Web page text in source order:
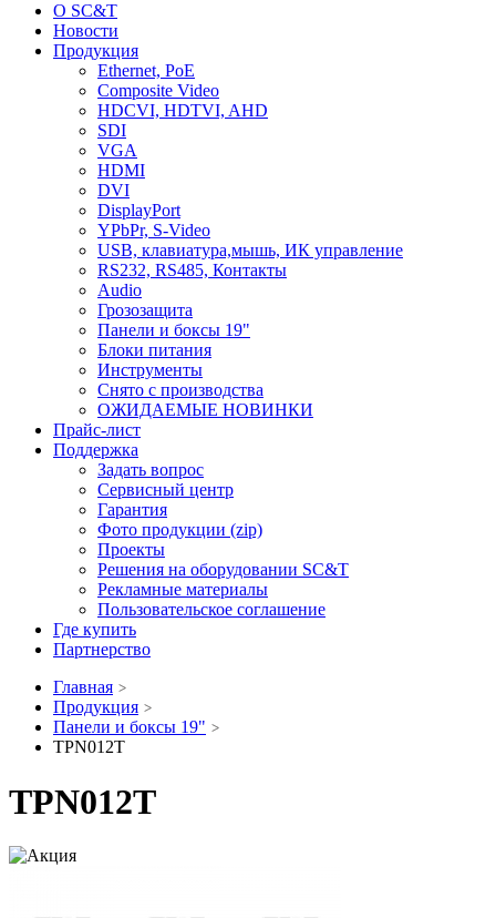
О SC&T
Новости
Продукция
Ethernet, PoE
Composite Video
HDCVI, HDTVI, AHD
SDI
VGA
HDMI
DVI
DisplayPort
YPbPr, S-Video
USB, клавиатура,мышь, ИК управление
RS232, RS485, Контакты
Audio
Грозозащита
Панели и боксы 19"
Блоки питания
Инструменты
Снято с производства
ОЖИДАЕМЫЕ НОВИНКИ
Прайс-лист
Поддержка
Задать вопрос
Сервисный центр
Гарантия
Фото продукции (zip)
Проекты
Решения на оборудовании SC&T
Рекламные материалы
Пользовательское соглашение
Где купить
Партнерство
Главная
Продукция
Панели и боксы 19"
TPN012T
TPN012T